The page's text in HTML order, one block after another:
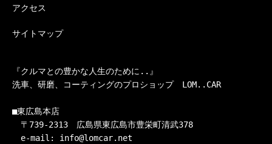
アクセス
サイトマップ
『クルマとの豊かな人生のために..』
洗車、研磨、コーティングのプロショップ　LOM..CAR
■東広島本店
〒739-2313　広島県東広島市豊栄町清武378
e-mail: info@lomcar.net